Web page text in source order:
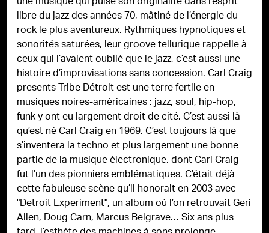
libre du jazz des années 70, mâtiné de l’énergie du
rock le plus aventureux. Rythmiques hypnotiques et
sonorités saturées, leur groove tellurique rappelle à
ceux qui l’avaient oublié que le jazz, c’est aussi une
histoire d’improvisations sans concession. Carl Craig
presents Tribe Détroit est une terre fertile en
musiques noires-américaines : jazz, soul, hip-hop,
funk y ont eu largement droit de cité. C’est aussi là
qu’est né Carl Craig en 1969. C’est toujours là que
s’inventera la techno et plus largement une bonne
partie de la musique électronique, dont Carl Craig
fut l’un des pionniers emblématiques. C’était déjà
cette fabuleuse scène qu’il honorait en 2003 avec
"Detroit Experiment", un album où l’on retrouvait Geri
Allen, Doug Carn, Marcus Belgrave… Six ans plus